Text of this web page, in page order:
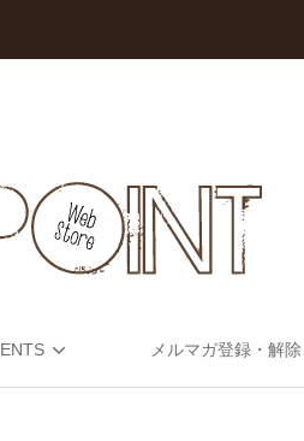
メルマガ登録・解除